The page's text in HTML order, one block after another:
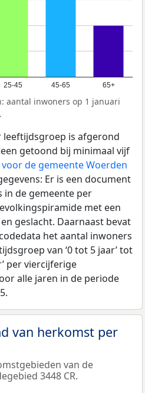
25-45 45-65 65+
aantal inwoners op 1 januari
is afgerond
getoond bij minimaal vijf
de gemeente Woerden
Er is een document
in de gemeente per
met een
geslacht. Daarnaast bevat
het aantal inwoners
van ‘0 tot 5 jaar’ tot
per viercijferige
alle jaren in de periode
van herkomst per
van de
3448 CR.